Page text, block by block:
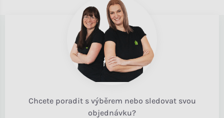
Chcete poradit s výběrem nebo sledovat svou
objednávku?